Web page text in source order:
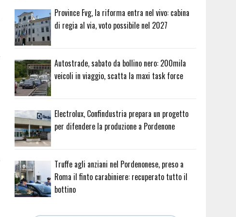
Province Fvg, la riforma entra nel vivo: cabina
di regia al via, voto possibile nel 2027
Autostrade, sabato da bollino nero: 200mila
veicoli in viaggio, scatta la maxi task force
Electrolux, Confindustria prepara un progetto
per difendere la produzione a Pordenone
Truffe agli anziani nel Pordenonese, preso a
Roma il finto carabiniere: recuperato tutto il
bottino